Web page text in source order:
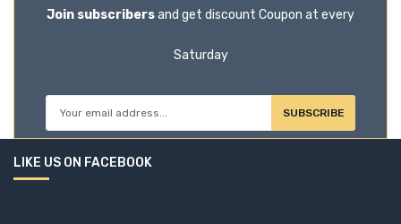
Agatha Christie (6)
Ahmed Shafiqul Huque (1)
Ain O Salish Kendra (3)
Ainon Nahar Mizan (1)
Join subscribersand get discount Coupon at every
Saturday
SUBSCRIBE
LIKE US ON FACEBOOK